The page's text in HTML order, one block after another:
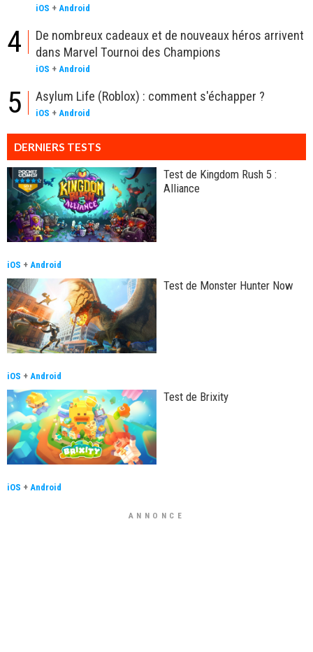
iOS + Android
4
De nombreux cadeaux et de nouveaux héros arrivent
dans Marvel Tournoi des Champions
iOS + Android
5 Asylum Life (Roblox) : comment s'échapper ?
iOS + Android
DERNIERS TESTS
Test de Kingdom Rush 5 :
Alliance
iOS + Android
Test de Monster Hunter Now
iOS + Android
Test de Brixity
iOS + Android
ANNONCE